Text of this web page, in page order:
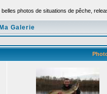
photos de situations de pêche,
Ma Galerie